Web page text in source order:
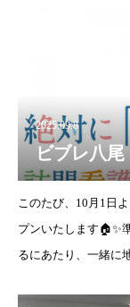
2025.09.8
ビブレ八尾
このたび、10月1日
プンいたします🏠✨
るにあたり、一緒に